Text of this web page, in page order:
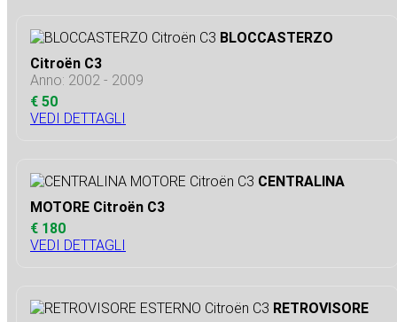
BLOCCASTERZO
Citroën C3
Anno: 2002 - 2009
€ 50
VEDI DETTAGLI
CENTRALINA
MOTORE Citroën C3
€ 180
VEDI DETTAGLI
RETROVISORE